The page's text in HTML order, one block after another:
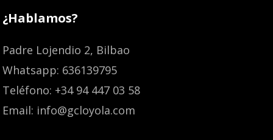
¿Hablamos?
Padre Lojendio 2, Bilbao
Whatsapp: 636139795
Teléfono: +34 94 447 03 58
Email: info@gcloyola.com